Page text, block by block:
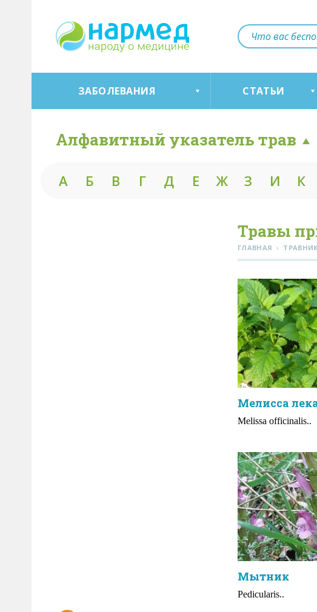
ЗАБОЛЕВАНИЯ СТАТЬИ
Алфавитный указатель трав
А Б В Г Д Е Ж З И К
Травы
ГЛАВНАЯ › ТРАВНИК
Мелисса
Melissa officinalis..
Мытник
Pedicularis..